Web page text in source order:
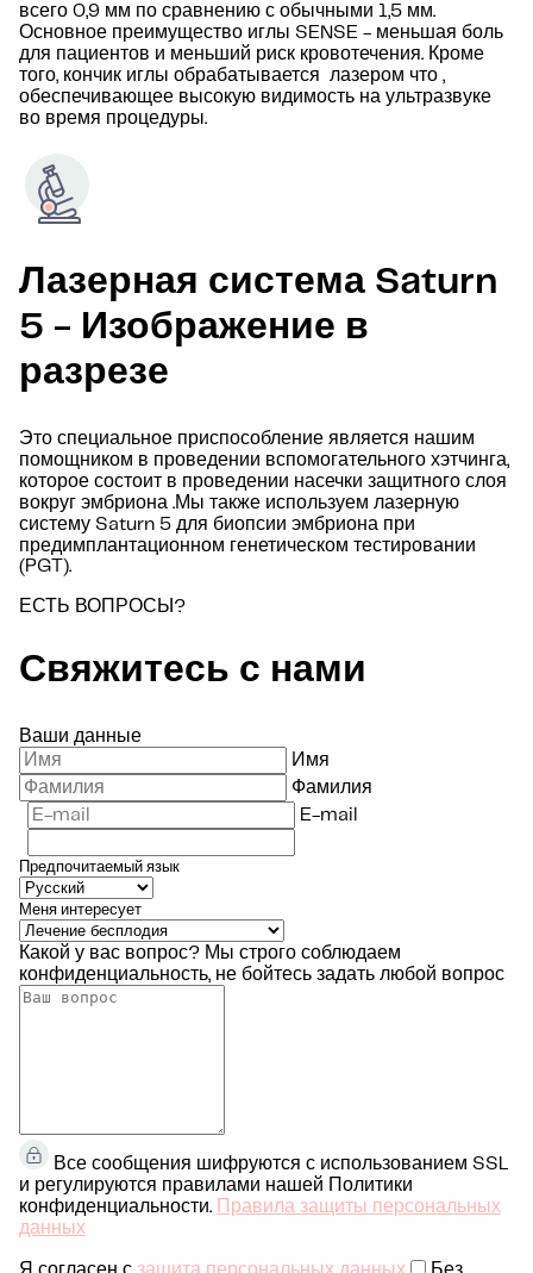
всего 0,9 мм по сравнению с обычными 1,5 мм.
Основное преимущество иглы SENSE - меньшая боль
для пациентов и меньший риск кровотечения. Кроме
того, кончик иглы обрабатывается лазером что ,
обеспечивающее высокую видимость на ультразвуке
во время процедуры.
Лазерная система Saturn
5 - Изображение в
разрезе
Это специальное приспособление является нашим
помощником в проведении вспомогательного хэтчинга,
которое состоит в проведении насечки защитного слоя
вокруг эмбриона .Мы также используем лазерную
систему Saturn 5 для биопсии эмбриона при
предимплантационном генетическом тестировании
(PGT).
ЕСТЬ ВОПРОСЫ?
Свяжитесь с нами
Ваши данные
Имя
Фамилия
E-mail
Предпочитаемый язык
Меня интересует
Какой у вас вопрос? Мы строго соблюдаем
конфиденциальность, не бойтесь задать любой вопрос
Все сообщения шифруются с использованием SSL
и регулируются правилами нашей Политики
конфиденциальности.
Правила защиты персональных
данных